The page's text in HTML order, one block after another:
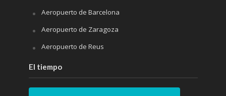
Aeropuerto de Barcelona
Aeropuerto de Zaragoza
Aeropuerto de Reus
El tiempo